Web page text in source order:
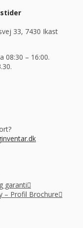
33, 7430 Ikast
08:30 – 16:00.
garanti
– Profil Brochure